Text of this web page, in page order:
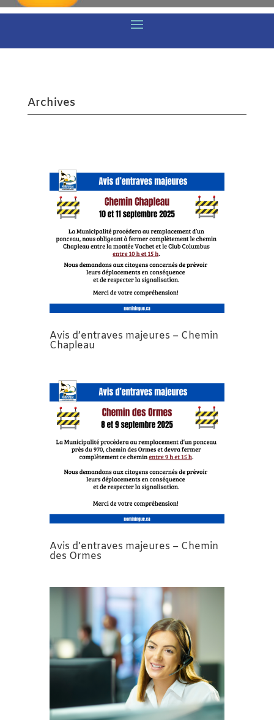
Archives
Avis d’entraves majeures – Chemin
Chapleau
Avis d’entraves majeures – Chemin
des Ormes